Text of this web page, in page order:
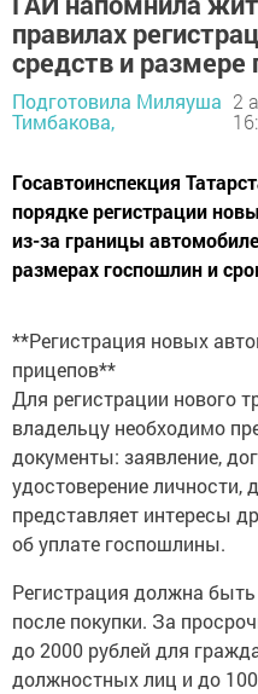
правилах
средств и размере
Подготовила Миляуша
Тимбакова,
2
Госавтоинспекция
порядке регистрации
из-за границы
размерах госпошлин и
**Регистрация новых
прицепов**
Для регистрации нового
владельцу необходимо
документы: заявление,
удостоверение личности,
представляет интересы
об уплате госпошлины.
Регистрация должна
после покупки. За
до 2000 рублей для
должностных лиц и до